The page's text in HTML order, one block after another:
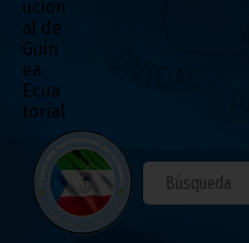
El Presidente y la
Misa de Acción de
Mujer
marzo 08, 2010
Noticias Presidencia